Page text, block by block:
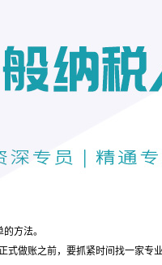
方法。
式做账之前，要抓紧时间找一家